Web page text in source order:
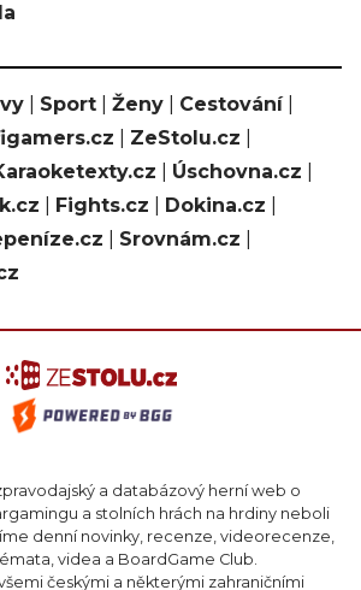
Sport Ženy Cestování|
ZeStolu.cz
Úschovna.cz
Fights.cz Dokina.cz
Srovnám.cz
a databázový herní web o
a stolních hrách na hrdiny neboli
denní novinky, recenze, videorecenze,
videa a BoardGame Club.
českými a některými zahraničními